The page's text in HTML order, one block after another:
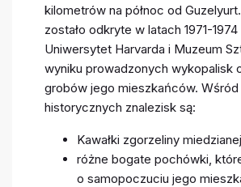
kilometrów na północ od
zostało odkryte w latach 1971-
Uniwersytet Harvarda i Muzeum
wyniku prowadzonych wykopalisk
grobów jego mieszkańców. Wśród
historycznych znalezisk są:
Kawałki zgorzeliny miedzianej
różne bogate pochówki,
o samopoczuciu jego